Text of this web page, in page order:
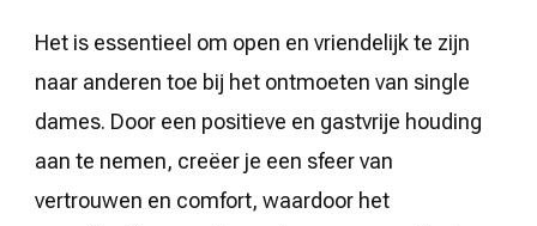
Het is essentieel om open en vriendelijk te zijn
naar anderen toe bij het ontmoeten van single
dames. Door een positieve en gastvrije houding
aan te nemen, creëer je een sfeer van
vertrouwen en comfort, waardoor het